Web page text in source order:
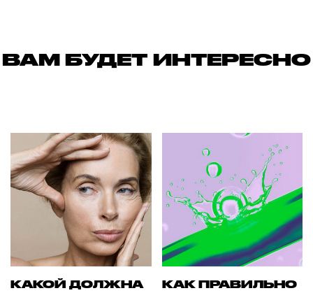
ВАМ БУДЕТ ИНТЕРЕСНО
КАКОЙ ДОЛЖНА
КАК ПРАВИЛЬНО